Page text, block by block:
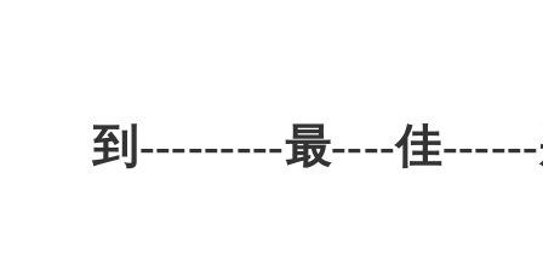
到---------最----佳